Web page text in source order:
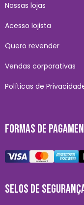
Nossas lojas
Acesso lojista
Quero revender
Vendas corporativas
Políticas de
FORMAS DE
SELOS DE